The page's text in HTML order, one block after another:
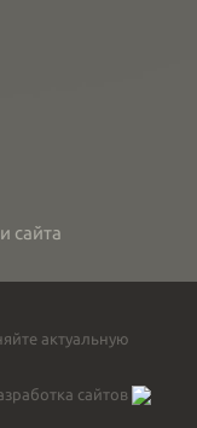
сайта
актуальную
сайтов